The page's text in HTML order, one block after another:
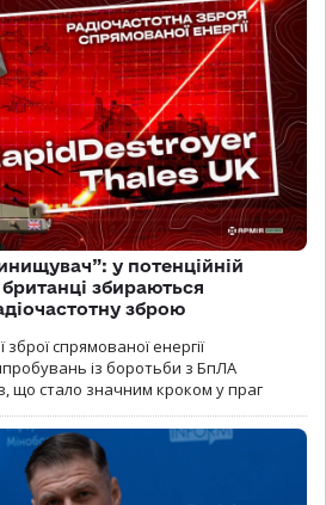
у потенційній
збираються
зброю
спрямованої енергії
із боротьби з БпЛА
що стало значним кроком у праг